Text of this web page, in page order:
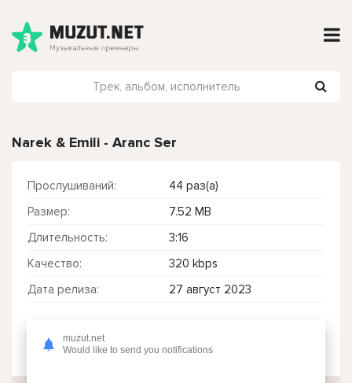
Narek & Emili - Aranc Ser
Прослушиваний:
44 раз(а)
Размер:
7.52 MB
Длительность:
3:16
Качество:
320 kbps
Дата релиза:
27 август 2023
muzut.net
Would like to send you notifications